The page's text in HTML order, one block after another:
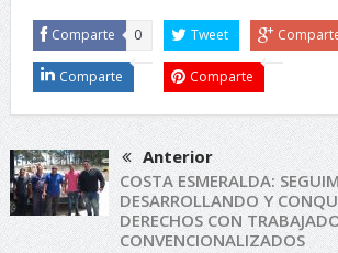
Comparte 0 Tweet
Comparte Comparte
Anterior
COSTA ESMERALDA:
DESARROLLANDO Y
DERECHOS CON
CONVENCIONALIZADOS